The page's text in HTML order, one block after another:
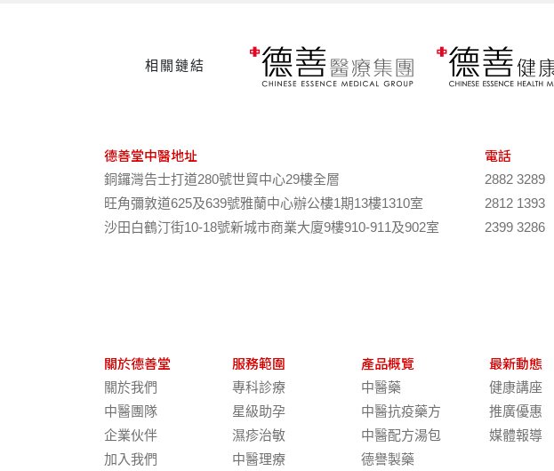
相關鏈結
德善堂中醫地址 電話
銅鑼灣告士打道280號世貿中心29樓全層
2882 3289
旺角彌敦道625及639號雅蘭中心辦公樓1期13樓1310室
2812 1393
沙田白鶴汀街10-18號新城市商業大廈9樓910-911及902室
2399 3286
關於德善堂
關於我們
中醫團隊
企業伙伴
加入我們
服務範圍
專科診療
星級助孕
濕疹治敏
中醫理療
產品概覽
中醫藥
中醫抗疫藥方
中醫配方湯包
德譽製藥
最新動態
健康講座
推廣優惠
媒體報導